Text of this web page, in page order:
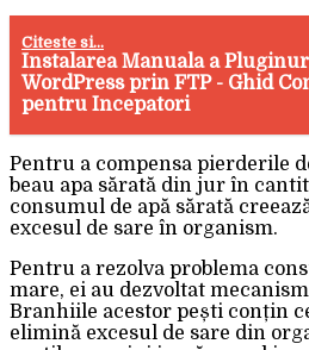
Citeste si...
Instalarea Manuala a
WordPress prin FTP - Ghid
pentru Incepatori
Pentru a compensa pierderile
beau apa sărată din jur în
consumul de apă sărată
excesul de sare în organism.
Pentru a rezolva problema
mare, ei au dezvoltat
Branhiile acestor pești conțin
elimină excesul de sare din